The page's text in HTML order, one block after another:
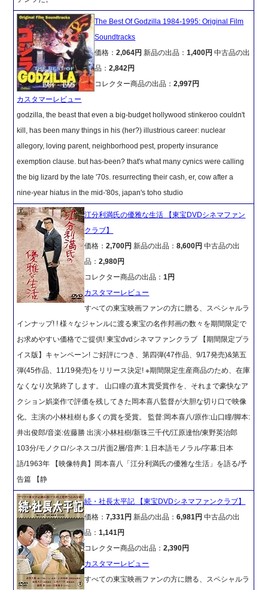
The Best Of Godzilla 1984-1995: Original Film
Soundtracks
価格：2,064円新品の出品：1,400円 中古品の出
品：2,842円
コレクター商品の出品：2,997円
カスタマーレビュー
godzilla, the beast that even a big-budget hollywood stinkeroo couldn't
kill, has been many things in his (her?) illustrious career: nuclear
allegory, loving parent, neighborhood pest, property insurance
exemption clause. but has-been? that's what many cynics were calling
the big lizard by the late '70s. resurrecting their cash, er, cow after a
nine-year hiatus in the mid-'80s, japan's toho studio
江分利満氏の優雅な生活 【東宝DVDシネマファン
クラブ】
価格：2,700円新品の出品：8,600円 中古品の出
品：2,980円
コレクター商品の出品：1円
カスタマーレビュー
すべての東宝映画ファンの方に贈る、スペシャルラ
インナップ! ! 様々なジャンルに渡る東宝の名作邦画の数々を期間限定で
お求めやすい価格でご提供! 東宝dvdシネマファンクラブ 【期間限定プラ
イス版】キャンペーン! ご好評につき、第四弾(47作品、9/17発売)&第五
弾(45作品、11/19発売)をリリース決定! ※期間限定生産商品のため、在庫
なくなり次第終了します。 山口瞳の直木賞受賞作を、それまで豪快なア
クション娯楽作で評価を残してきた岡本喜八監督が大胆な切り口で映像
化。主演の小林桂樹も多くの賞を受賞。 監督:岡本喜八/原作:山口瞳/脚本:
井出俊郎/音楽:佐藤勝 出演:小林桂樹/新珠三千代/江原達怡/東野英治郎
103分/モノクロ/シネスコ/片面2層/音声: 1.日本語モノラル/字幕:日本
語/1963年 【映像特典】岡本喜八「江分利満氏の優雅な生活」を語る/予
告篇 【静
続・社長太平記 【東宝DVDシネマファンクラブ】
価格：7,331円新品の出品：6,981円 中古品の出
品：1,141円
コレクター商品の出品：2,390円
カスタマーレビュー
すべての東宝映画ファンの方に贈る、スペシャルラ